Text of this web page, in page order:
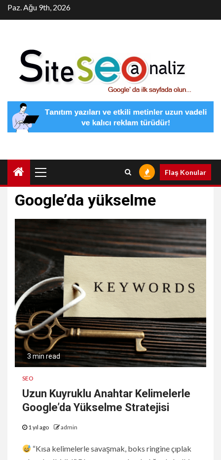
Skip
to
Paz. Ağu 9th, 2026
Menu
Flaş Konular
Google’da yükselme
3 min read
SEO
Uzun Kuyruklu Anahtar Kelimelerle
Google’da Yükselme Stratejisi
1 yıl ago admin
“Kısa kelimelerle savaşmak, boks ringine çıplak